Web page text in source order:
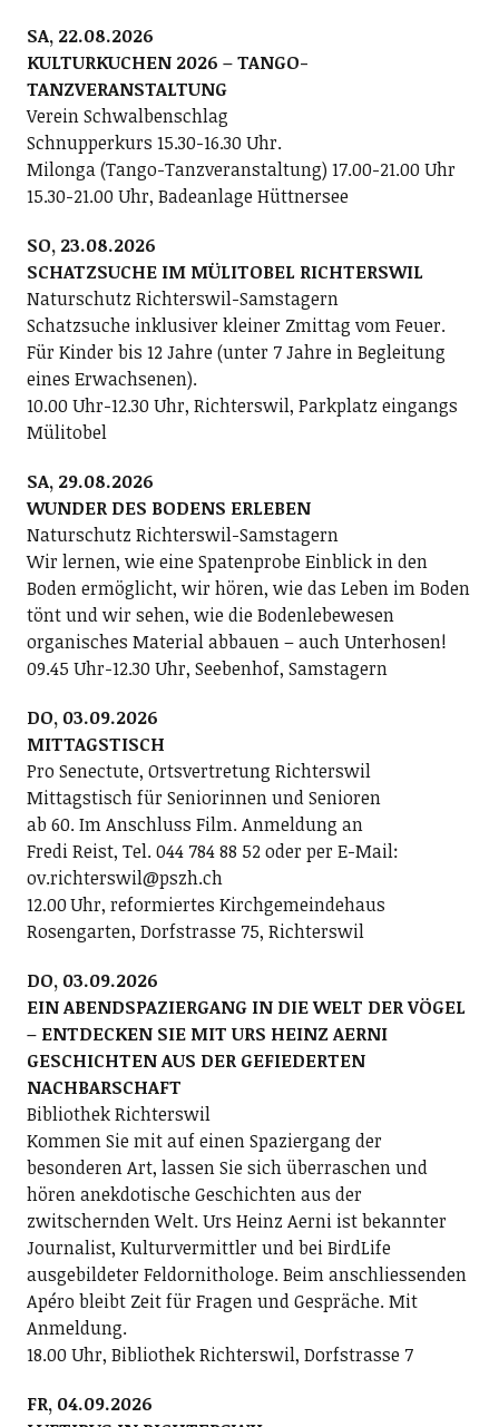
SA, 22.08.2026
KULTURKUCHEN 2026 – TANGO-
TANZVERANSTALTUNG
Verein Schwalbenschlag
Schnupperkurs 15.30-16.30 Uhr.
Milonga (Tango-Tanzveranstaltung) 17.00-21.00 Uhr
15.30-21.00 Uhr, Badeanlage Hüttnersee
SO, 23.08.2026
SCHATZSUCHE IM MÜLITOBEL RICHTERSWIL
Naturschutz Richterswil-Samstagern
Schatzsuche inklusiver kleiner Zmittag vom Feuer.
Für Kinder bis 12 Jahre (unter 7 Jahre in Begleitung
eines Erwachsenen).
10.00 Uhr-12.30 Uhr, Richterswil, Parkplatz eingangs
Mülitobel
SA, 29.08.2026
WUNDER DES BODENS ERLEBEN
Naturschutz Richterswil-Samstagern
Wir lernen, wie eine Spatenprobe Einblick in den
Boden ermöglicht, wir hören, wie das Leben im Boden
tönt und wir sehen, wie die Bodenlebewesen
organisches Material abbauen – auch Unterhosen!
09.45 Uhr-12.30 Uhr, Seebenhof, Samstagern
DO, 03.09.2026
MITTAGSTISCH
Pro Senectute, Ortsvertretung Richterswil
Mittagstisch für Seniorinnen und Senioren
ab 60. Im Anschluss Film. Anmeldung an
Fredi Reist, Tel. 044 784 88 52 oder per E-Mail:
ov.richterswil@pszh.ch
12.00 Uhr, reformiertes Kirchgemeindehaus
Rosengarten, Dorfstrasse 75, Richterswil
DO, 03.09.2026
EIN ABENDSPAZIERGANG IN DIE WELT DER VÖGEL
– ENTDECKEN SIE MIT URS HEINZ AERNI
GESCHICHTEN AUS DER GEFIEDERTEN
NACHBARSCHAFT
Bibliothek Richterswil
Kommen Sie mit auf einen Spaziergang der
besonderen Art, lassen Sie sich überraschen und
hören anekdotische Geschichten aus der
zwitschernden Welt. Urs Heinz Aerni ist bekannter
Journalist, Kulturvermittler und bei BirdLife
ausgebildeter Feldornithologe. Beim anschliessenden
Apéro bleibt Zeit für Fragen und Gespräche. Mit
Anmeldung.
18.00 Uhr, Bibliothek Richterswil, Dorfstrasse 7
FR, 04.09.2026